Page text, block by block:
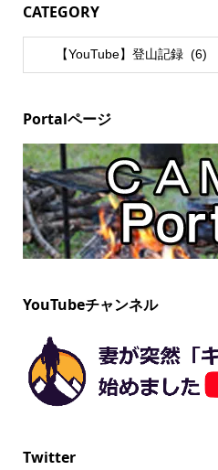
CATEGORY
Portalページ
YouTubeチャンネル
Twitter